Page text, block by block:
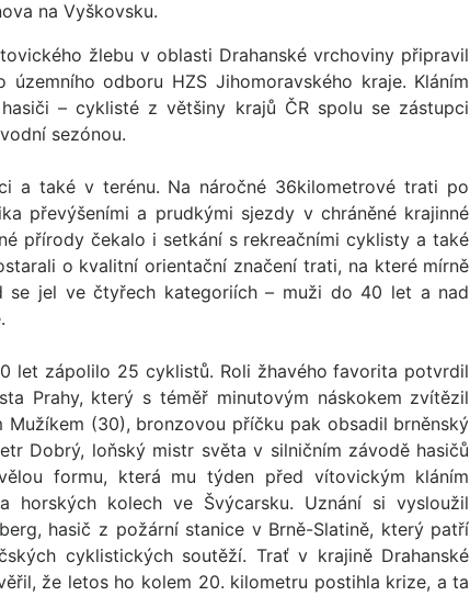
na Vyškovsku.
žlebu v oblasti Drahanské vrchoviny připravil
odboru HZS Jihomoravského kraje. Kláním
– cyklisté z většiny krajů ČR spolu se zástupci
sezónou.
a také v terénu. Na náročné 36kilometrové trati po
převýšeními a prudkými sjezdy v chráněné krajinné
přírody čekalo i setkání s rekreačními cyklisty a také
o kvalitní orientační značení trati, na které mírně
se jel ve čtyřech kategoriích – muži do 40 let a nad
let zápolilo 25 cyklistů. Roli žhavého favorita potvrdil
Prahy, který s téměř minutovým náskokem zvítězil
Mužíkem (30), bronzovou příčku pak obsadil brněnský
Dobrý, loňský mistr světa v silničním závodě hasičů
formu, která mu týden před vítovickým kláním
horských kolech ve Švýcarsku. Uznání si vysloužil
hasič z požární stanice v Brně-Slatině, který patří
cyklistických soutěží. Trať v krajině Drahanské
že letos ho kolem 20. kilometru postihla krize, a ta